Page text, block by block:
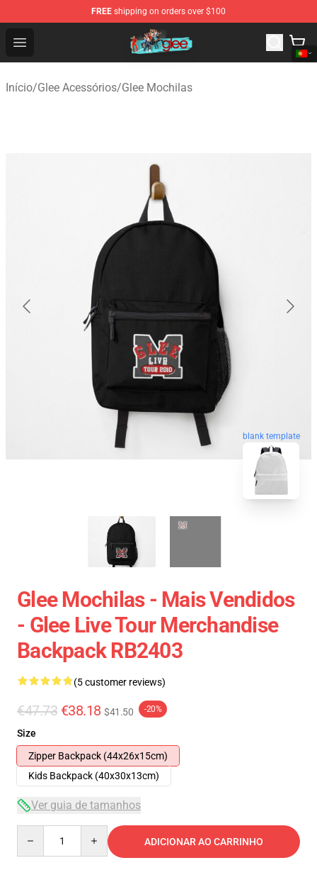
FREE shipping on orders over $100
Open menu
Glee Store - Official Glee Merchandise Shop
Início/Glee Acessórios/Glee Mochilas
blank template
Glee Mochilas - Mais Vendidos
- Glee Live Tour Merchandise
Backpack RB2403
(5 customer reviews)
€47.73 €38.18 $41.50 -20%
Size
Zipper Backpack (44x26x15cm)
Kids Backpack (40x30x13cm)
Ver guia de tamanhos
ADICIONAR AO CARRINHO